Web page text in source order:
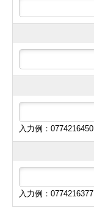
入力例：
入力例：